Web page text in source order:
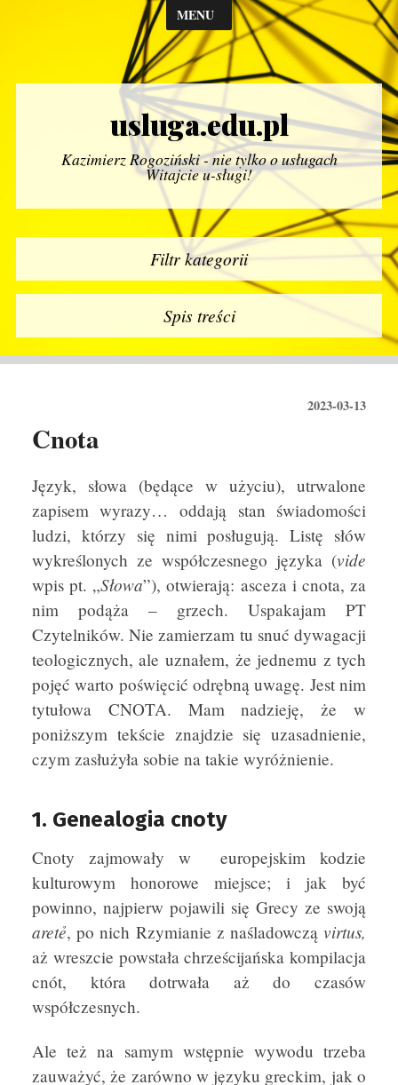
MENU
usluga.edu.pl
Kazimierz Rogoziński - nie tylko o usługach
Witajcie u-sługi!
Filtr kategorii
Spis treści
2023-03-13
Cnota
Język, słowa (będące w użyciu), utrwalone
zapisem wyrazy… oddają stan świadomości
ludzi, którzy się nimi posługują. Listę słów
wykreślonych ze współczesnego języka (vide
wpis pt. „Słowa”), otwierają: asceza i cnota, za
nim podąża – grzech. Uspakajam PT
Czytelników. Nie zamierzam tu snuć dywagacji
teologicznych, ale uznałem, że jednemu z tych
pojęć warto poświęcić odrębną uwagę. Jest nim
tytułowa CNOTA. Mam nadzieję, że w
poniższym tekście znajdzie się uzasadnienie,
czym zasłużyła sobie na takie wyróżnienie.
1. Genealogia cnoty
Cnoty zajmowały w europejskim kodzie
kulturowym honorowe miejsce; i jak być
powinno, najpierw pojawili się Grecy ze swoją
aretẻ, po nich Rzymianie z naśladowcząvirtus,
aż wreszcie powstała chrześcijańska kompilacja
cnót, która dotrwała aż do czasów
współczesnych.
Ale też na samym wstępnie wywodu trzeba
zauważyć, że zarówno w języku greckim, jak o